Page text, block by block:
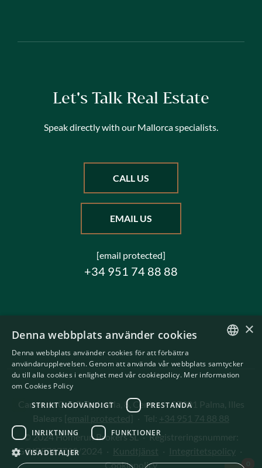
Let's Talk Real Estate
Speak directly with our Mallorca specialists.
CALL US
EMAIL US
[email protected]
+34 951 74 88 88
Carrer de Can Puigdorfila, 8, Centre · 07001 Palma, Illes
Balears [email protected] · Tel: +34 951 74 88 88
© 2024 Homerun Brokers SL · Registreringsnummer:
GOIBE727795/2024 · Kundtjänst · Integritetspolicy ·
Cookiepolicy
ENGLISH
SWEDISH
×
Denna webbplats använder cookies
Denna webbplats använder cookies för att förbättra
användarupplevelsen. Genom att använda vår webbplats samtycker
du till alla cookies i enlighet med vår cookiepolicy. Mer information
om Cookies Policy
STRIKT NÖDVÄNDIGT
PRESTANDA
INRIKTNING FUNKTIONER
VISA DETALJER